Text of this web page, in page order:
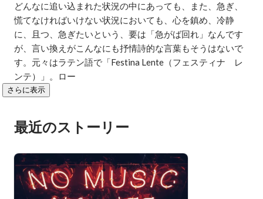
どんなに追い込まれた状況の中にあっても、また、急ぎ、
慌てなければいけない状況においても、心を鎮め、冷静
に、且つ、急ぎたいという、要は「急がば回れ」なんです
が、言い換えがこんなにも抒情詩的な言葉もそうはないで
す。元々はラテン語で「Festina Lente（フェスティナ　レ
ンテ）」。ロー
さらに表示
最近のストーリー